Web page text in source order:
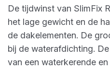
De tijdwinst van SlimFix
het lage gewicht en de
de dakelementen. De
bij de waterafdichting.
van een waterkerende